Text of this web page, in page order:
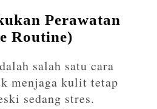
Perawatan
Routine)
salah satu cara
menjaga kulit tetap
sedang stres.